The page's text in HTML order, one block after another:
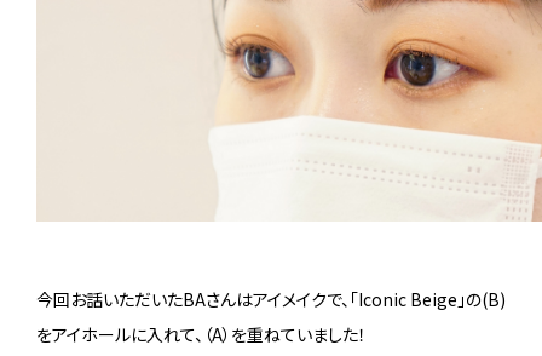
今回お話いただいたBAさんはアイメイクで、「Iconic Beige」の(B)
をアイホールに入れて、（A）を重ねていました！